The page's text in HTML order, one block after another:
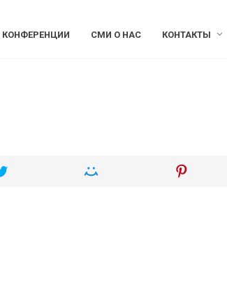
КОНФЕРЕНЦИИ СМИ О НАС КОНТАКТЫ